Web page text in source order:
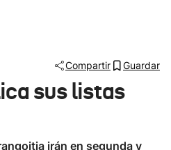
Eguraldia
Compartir Guardar
sus listas
irán en segunda y